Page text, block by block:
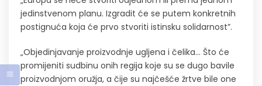
jedinstvenom planu. Izgradit će se putem konkretnih
postignuća koja će prvo stvoriti istinsku solidarnost”.
„Objedinjavanje proizvodnje ugljena i čelika… Što će
promijeniti sudbinu onih regija koje su se dugo bavile
proizvodnjom oružja, a čije su najčešće žrtve bile one